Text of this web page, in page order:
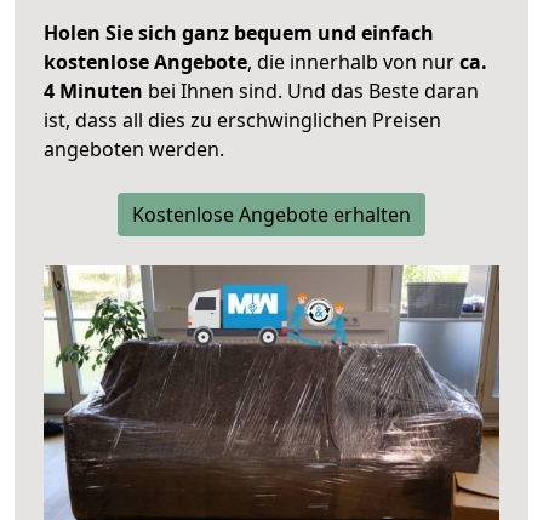
Holen Sie sich ganz bequem und einfach
kostenlose Angebote, die innerhalb von nurca.
4 Minuten bei Ihnen sind. Und das Beste daran
ist, dass all dies zu erschwinglichen Preisen
angeboten werden.
Kostenlose Angebote erhalten